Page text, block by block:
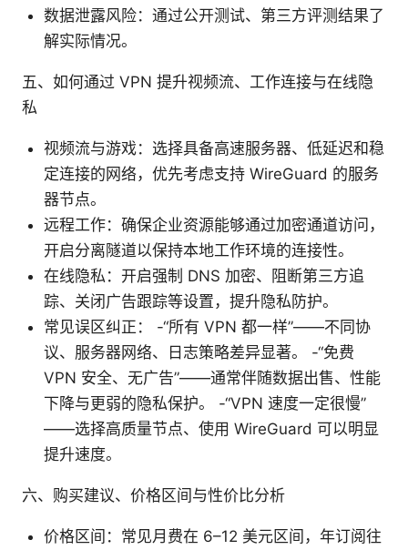
数据泄露风险：通过公开测试、第三方评测结果了
解实际情况。
五、如何通过 VPN 提升视频流、工作连接与在线隐
私
视频流与游戏：选择具备高速服务器、低延迟和稳
定连接的网络，优先考虑支持 WireGuard 的服务
器节点。
远程工作：确保企业资源能够通过加密通道访问，
开启分离隧道以保持本地工作环境的连接性。
在线隐私：开启强制 DNS 加密、阻断第三方追
踪、关闭广告跟踪等设置，提升隐私防护。
常见误区纠正： -“所有 VPN 都一样”——不同协
议、服务器网络、日志策略差异显著。 -“免费
VPN 安全、无广告”——通常伴随数据出售、性能
下降与更弱的隐私保护。 -“VPN 速度一定很慢”
——选择高质量节点、使用 WireGuard 可以明显
提升速度。
六、购买建议、价格区间与性价比分析
价格区间：常见月费在 6–12 美元区间，年订阅往